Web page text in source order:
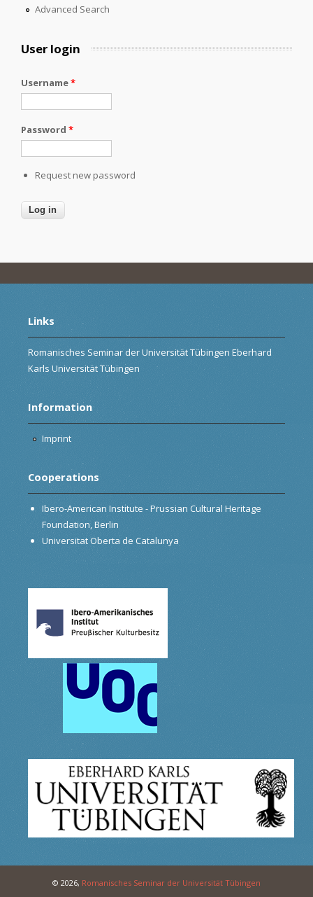
Advanced Search
User login
Username*
Password *
Request new password
Links
Romanisches Seminar der Universität Tübingen Eberhard
Karls Universität Tübingen
Information
Imprint
Cooperations
Ibero-American Institute - Prussian Cultural Heritage
Foundation, Berlin
Universitat Oberta de Catalunya
© 2026, Romanisches Seminar der Universität Tübingen